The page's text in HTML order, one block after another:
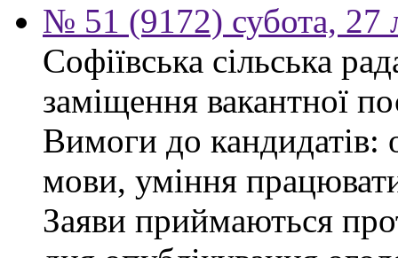
№ 51 (9172) субота, 27
Софіївська сільська
заміщення вакантної
Вимоги до кандидатів:
мови, уміння
Заяви приймаються